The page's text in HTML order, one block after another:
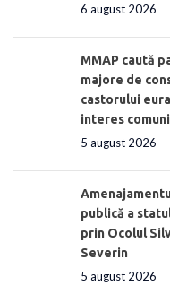
6 august 2026
MMAP caută
majore de
castorului
interes
5 august 2026
publică a
prin Ocolul
Severin
5 august 2026